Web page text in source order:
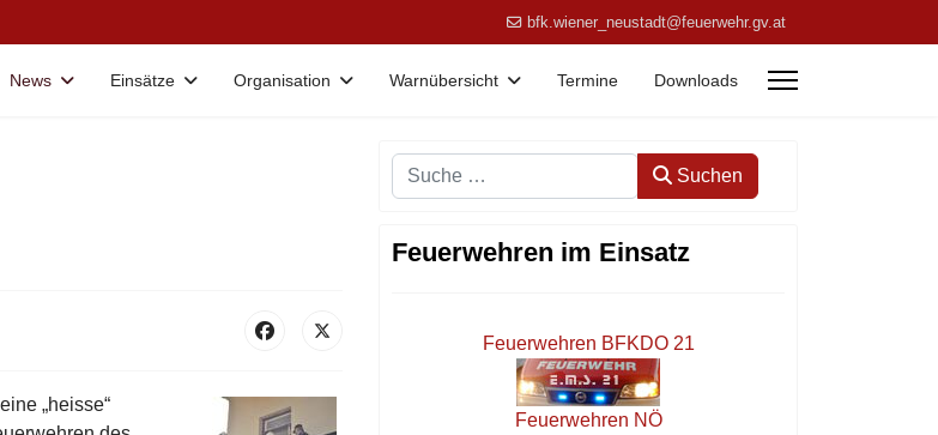
bfk.wiener_neustadt@feuerwehr.gv.at
News Einsätze Organisation Warnübersicht Termine Downloads
„heisse“
Suchen Suchen
Feuerwehren im Einsatz
Feuerwehren BFKDO 21
Feuerwehren NÖ